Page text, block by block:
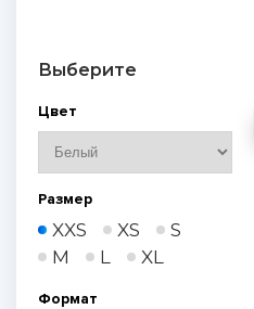
Выберите
Цвет
Размер
XXS XS
S
M
L XL
Формат